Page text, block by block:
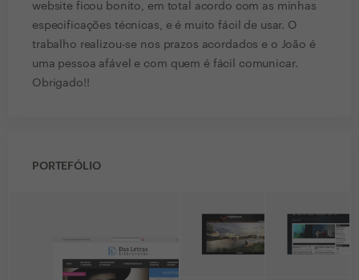
website ficou bonito, em total acordo com as minhas
especificações técnicas, e é muito fácil de usar. O
trabalho realizou-se nos prazos acordados e o João é
uma pessoa afável e com quem é fácil comunicar.
Obrigado!!
PORTEFÓLIO